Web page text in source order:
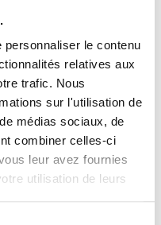
le contenu
relatives aux
trafic. Nous
sur l'utilisation de
médias sociaux, de
combiner celles-ci
leur avez fournies
utilisation de leurs